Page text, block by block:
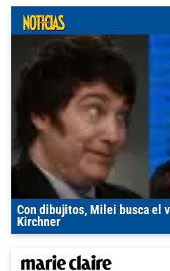
Con dibujitos, Milei busca el
Kirchner